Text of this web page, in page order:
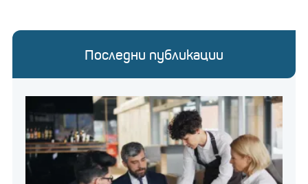
страната има предлагане на позиции в тези
продължаване на кариерата на работниците.
„Много вериги магазини в страната също отварят
във всички региони“, добави той.
Последни публикации